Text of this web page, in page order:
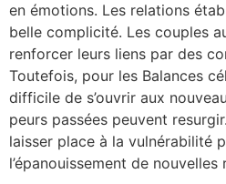
en émotions. Les relations
belle complicité. Les couples
renforcer leurs liens par des
Toutefois, pour les Balances
difficile de s’ouvrir aux
peurs passées peuvent
laisser place à la vulnérabilité
l’épanouissement de nouvelles